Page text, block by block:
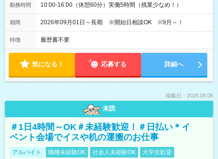
勤務時間 10:00-16:00（休憩60分）実働5時間（残業少なめ！）
期間 2026年09月01日～長期 ※開始日相談OK ※9月～！
特徴 履歴書不要
気になる！ 応募する 詳細へ
掲載日：2026.08.06
未読
＃1日4時間～OK＃未経験歓迎！＃日払い＊イ
ベント会場でイスや机の運搬のお仕事
アルバイト 職種未経験OK 社会人未経験OK
大学生歓迎